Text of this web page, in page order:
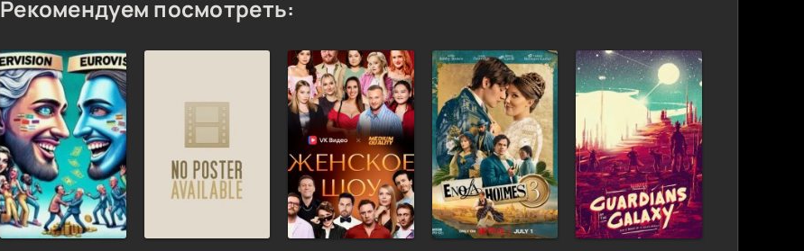
Рекомендуем посмотреть: